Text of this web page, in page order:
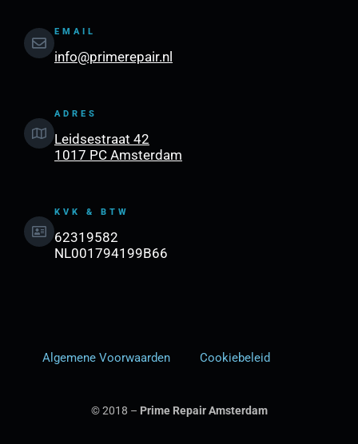
EMAIL
info@primerepair.nl
ADRES
Leidsestraat 42
1017 PC Amsterdam
KVK & BTW
62319582
NL001794199B66
Algemene Voorwaarden Cookiebeleid
© 2018 – Prime Repair Amsterdam